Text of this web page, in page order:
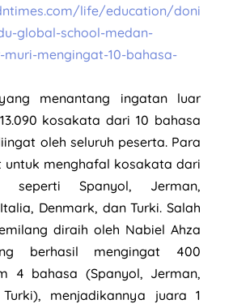
life/education/doni
global-school-medan-
muri-mengingat-10-bahasa-
menantang ingatan luar
kosakata dari 10 bahasa
oleh seluruh peserta. Para
untuk menghafal kosakata dari
seperti Spanyol, Jerman,
Denmark, dan Turki. Salah
diraih oleh Nabiel Ahza
berhasil mengingat 400
4 bahasa (Spanyol, Jerman,
menjadikannya juara 1